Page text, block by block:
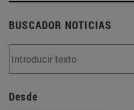
BUSCADOR NOTICIAS
Desde